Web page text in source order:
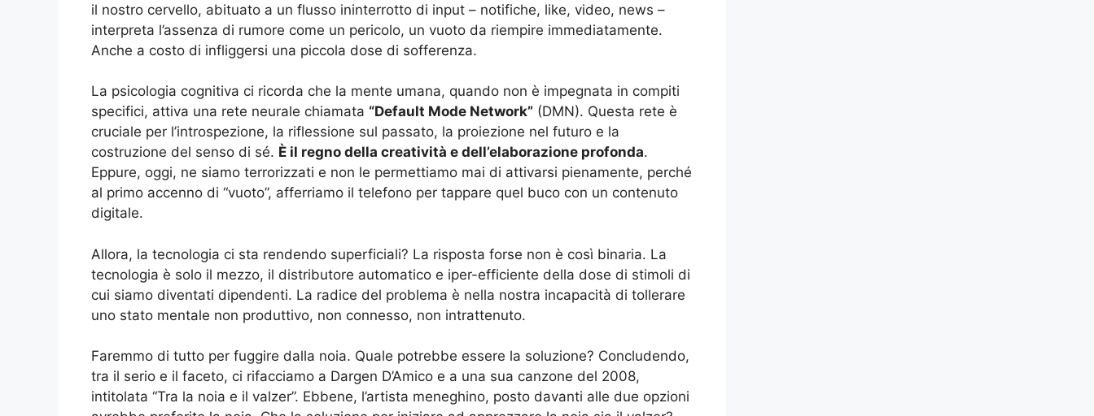
il nostro cervello, abituato a un flusso ininterrotto di input – notifiche, like, video, news –
interpreta l’assenza di rumore come un pericolo, un vuoto da riempire immediatamente.
Anche a costo di infliggersi una piccola dose di sofferenza.
La psicologia cognitiva ci ricorda che la mente umana, quando non è impegnata in compiti
specifici, attiva una rete neurale chiamata “Default Mode Network” (DMN). Questa rete è
cruciale per l’introspezione, la riflessione sul passato, la proiezione nel futuro e la
costruzione del senso di sé. È il regno della creatività e dell’elaborazione profonda.
Eppure, oggi, ne siamo terrorizzati e non le permettiamo mai di attivarsi pienamente, perché
al primo accenno di “vuoto”, afferriamo il telefono per tappare quel buco con un contenuto
digitale.
Allora, la tecnologia ci sta rendendo superficiali? La risposta forse non è così binaria. La
tecnologia è solo il mezzo, il distributore automatico e iper-efficiente della dose di stimoli di
cui siamo diventati dipendenti. La radice del problema è nella nostra incapacità di tollerare
uno stato mentale non produttivo, non connesso, non intrattenuto.
Faremmo di tutto per fuggire dalla noia. Quale potrebbe essere la soluzione? Concludendo,
tra il serio e il faceto, ci rifacciamo a Dargen D’Amico e a una sua canzone del 2008,
intitolata “Tra la noia e il valzer”. Ebbene, l’artista meneghino, posto davanti alle due opzioni